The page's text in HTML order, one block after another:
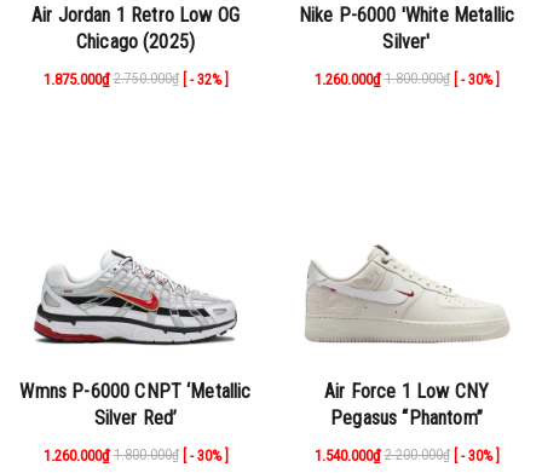
Air Jordan 1 Retro Low OG
Chicago (2025)
1.875.000₫ 2.750.000₫ [ - 32% ]
Nike P-6000 'White Metallic
Silver'
1.260.000₫ 1.800.000₫ [ - 30% ]
Wmns P-6000 CNPT ‘Metallic
Silver Red’
1.260.000₫ 1.800.000₫ [ - 30% ]
Air Force 1 Low CNY
Pegasus “Phantom”
1.540.000₫ 2.200.000₫ [ - 30% ]